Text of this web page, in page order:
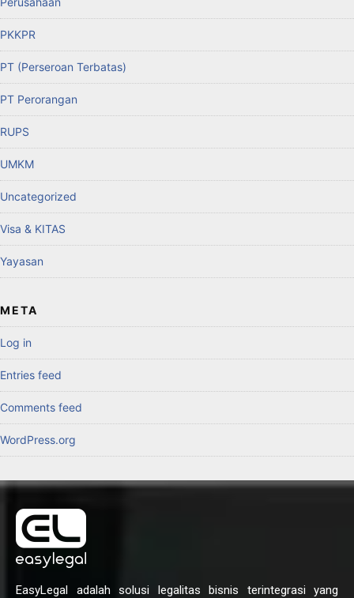
PKKPR
PT (Perseroan Terbatas)
PT Perorangan
RUPS
UMKM
Uncategorized
Visa & KITAS
Yayasan
META
Log in
Entries feed
Comments feed
WordPress.org
EasyLegal adalah solusi legalitas bisnis terintegrasi yang